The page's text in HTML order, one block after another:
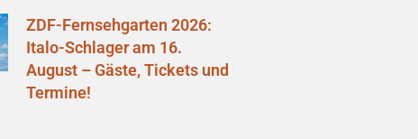
ZDF-Fernsehgarten 2026:
Italo-Schlager am 16.
August – Gäste, Tickets und
Termine!